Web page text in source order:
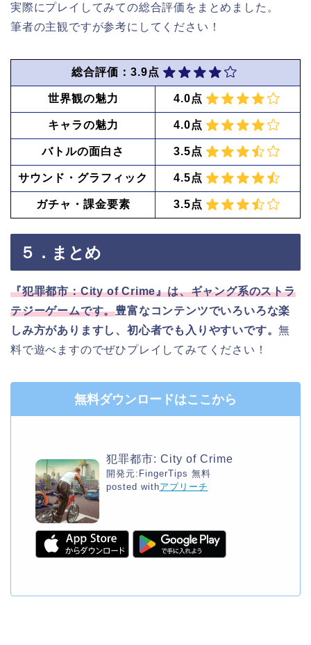
実際にプレイしてみての総合評価をまとめました。
筆者の主観ですが参考にしてください！
総合評価：3.9点
世界観の魅力 4.0点
キャラの魅力 4.0点
バトルの面白さ 3.5点
サウンド・グラフィック 4.5点
ガチャ・課金要素 3.5点
５．まとめ
『犯罪都市：City of Crime』は、ギャング系のストラ
テジーゲームです。豊富なコンテンツでいろいろな楽
しみ方がありますし、初心者でも入りやすいです。無
料で遊べますのでぜひプレイしてみてください！
無料ダウンロードはここから
犯罪都市: City of Crime
開発元: FingerTips 無料
posted withアプリーチ